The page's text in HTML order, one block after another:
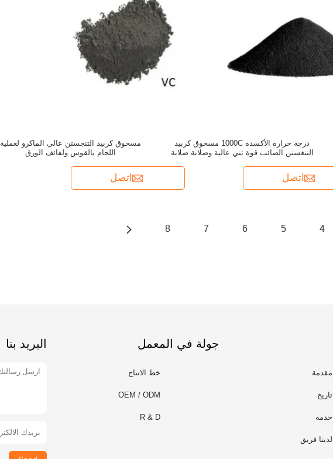
مسحوق كربيد التنجستن عالي الماكرو لعملية
اللحام بالقوس ولفائف الورق
اتصل
درجة حرارة الأكسدة 1000C مسحوق كربيد
التنغستن الصائب قوة ثني عالية وصلابة صلابة
اتصل
4
5
6
7
8
مقدمة
تاريخ
خدمة
لدينا فريق
جولة في المعمل
خط الانتاج
OEM / ODM
R & D
البريد بنا